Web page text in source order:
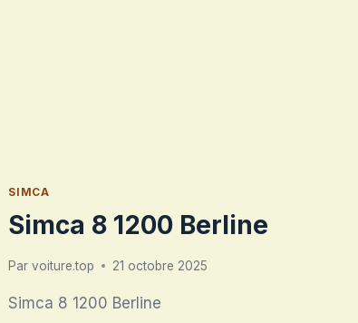
SIMCA
Simca 8 1200 Berline
Par voiture.top 21 octobre 2025
Simca 8 1200 Berline